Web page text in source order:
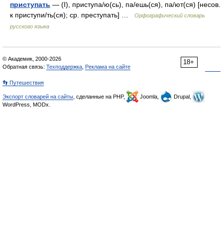
приступать — (I), приступа/ю(сь), па/ешь(ся), па/ют(ся) [несов.
к приступи/ть(ся); ср. преступать] …
Орфографический словарь
русского языка
18+
© Академик, 2000-2026
Обратная связь: Техподдержка Реклама на сайте
👣 Путешествия
Экспорт словарей на сайты , сделанные на PHP, Joomla,
Drupal,
WordPress, MODx.